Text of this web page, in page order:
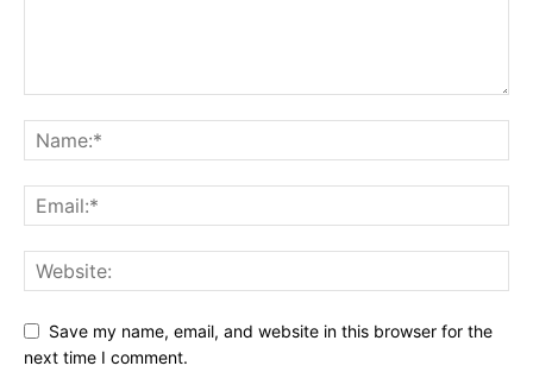
Save my name, email, and website in this browser for the
next time I comment.